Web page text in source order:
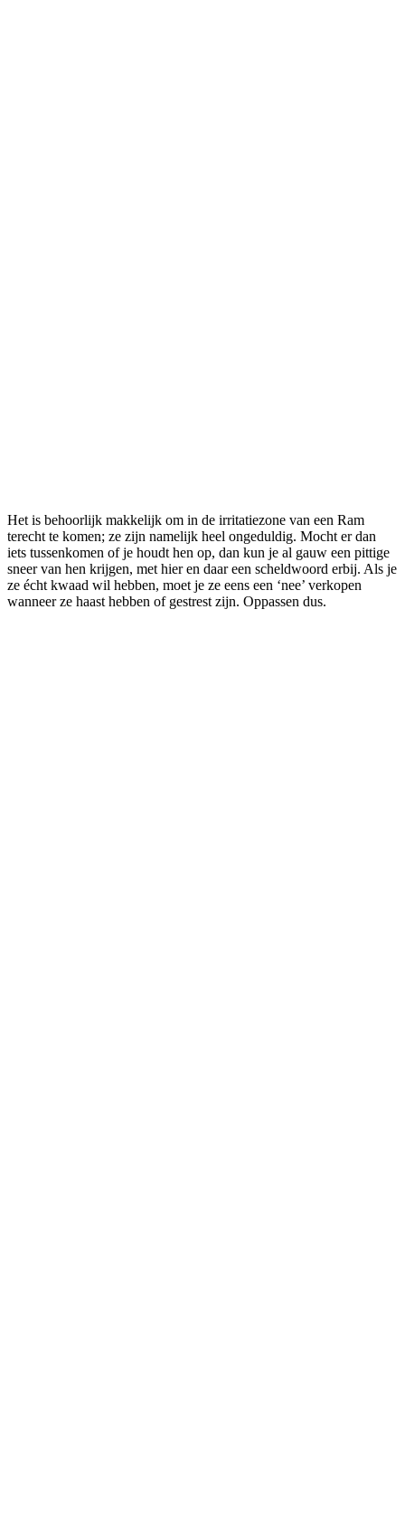
Het is behoorlijk makkelijk om in de irritatiezone van een Ram
terecht te komen; ze zijn namelijk heel ongeduldig. Mocht er dan
iets tussenkomen of je houdt hen op, dan kun je al gauw een pittige
sneer van hen krijgen, met hier en daar een scheldwoord erbij. Als je
ze écht kwaad wil hebben, moet je ze eens een ‘nee’ verkopen
wanneer ze haast hebben of gestrest zijn. Oppassen dus.